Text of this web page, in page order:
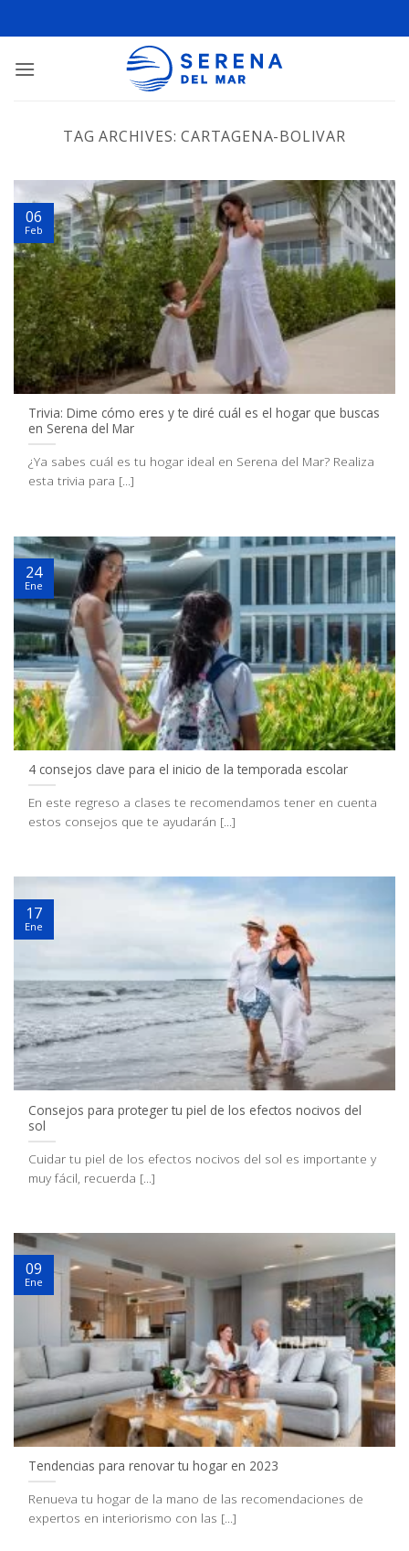
TAG ARCHIVES:CARTAGENA-BOLIVAR
Trivia: Dime cómo eres y te diré cuál es el hogar que buscas
en Serena del Mar
¿Ya sabes cuál es tu hogar ideal en Serena del Mar? Realiza
esta trivia para [...]
06
Feb
4 consejos clave para el inicio de la temporada escolar
En este regreso a clases te recomendamos tener en cuenta
estos consejos que te ayudarán [...]
24
Ene
Consejos para proteger tu piel de los efectos nocivos del
sol
Cuidar tu piel de los efectos nocivos del sol es importante y
muy fácil, recuerda [...]
17
Ene
Tendencias para renovar tu hogar en 2023
Renueva tu hogar de la mano de las recomendaciones de
expertos en interiorismo con las [...]
09
Ene